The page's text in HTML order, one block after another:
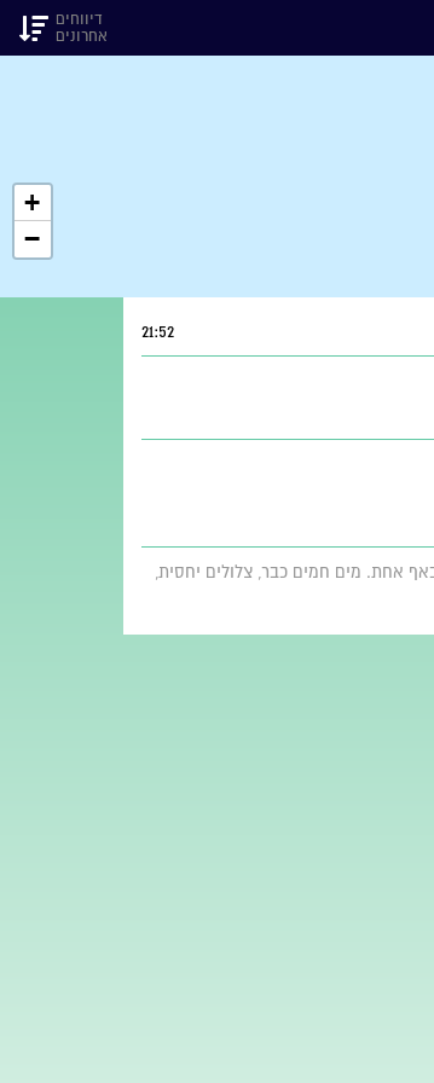
דיווחים
אחרונים
+
−
21:52
אחת. מים חמים כבר, צלולים יחסית,